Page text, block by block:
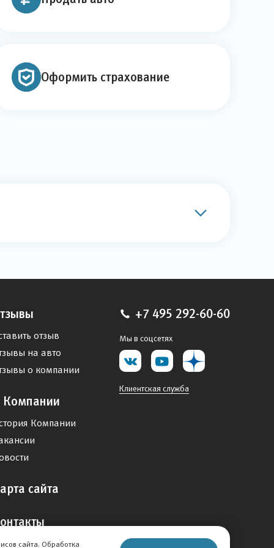
Оформить страхование
отзыв
на авто
о компании
Компании
Компании
сайта
+7 495 292-60-60
Мы в соцсетях
Клиентская служба
сайта. Обработка